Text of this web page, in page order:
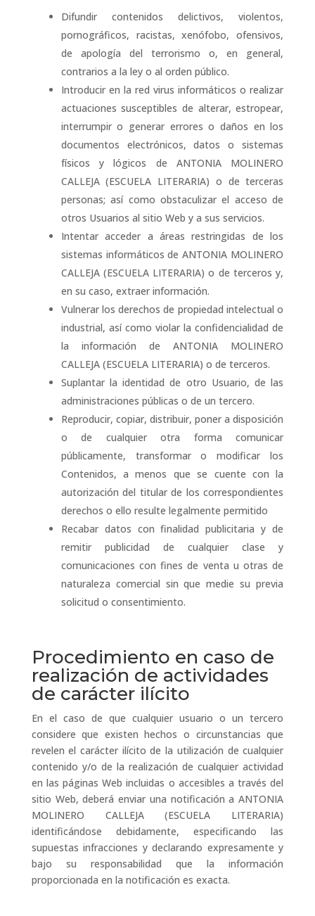
Difundir contenidos delictivos, violentos,
pornográficos, racistas, xenófobo, ofensivos,
de apología del terrorismo o, en general,
contrarios a la ley o al orden público.
Introducir en la red virus informáticos o realizar
actuaciones susceptibles de alterar, estropear,
interrumpir o generar errores o daños en los
documentos electrónicos, datos o sistemas
físicos y lógicos de ANTONIA MOLINERO
CALLEJA (ESCUELA LITERARIA) o de terceras
personas; así como obstaculizar el acceso de
otros Usuarios al sitio Web y a sus servicios.
Intentar acceder a áreas restringidas de los
sistemas informáticos de ANTONIA MOLINERO
CALLEJA (ESCUELA LITERARIA) o de terceros y,
en su caso, extraer información.
Vulnerar los derechos de propiedad intelectual o
industrial, así como violar la confidencialidad de
la información de ANTONIA MOLINERO
CALLEJA (ESCUELA LITERARIA) o de terceros.
Suplantar la identidad de otro Usuario, de las
administraciones públicas o de un tercero.
Reproducir, copiar, distribuir, poner a disposición
o de cualquier otra forma comunicar
públicamente, transformar o modificar los
Contenidos, a menos que se cuente con la
autorización del titular de los correspondientes
derechos o ello resulte legalmente permitido
Recabar datos con finalidad publicitaria y de
remitir publicidad de cualquier clase y
comunicaciones con fines de venta u otras de
naturaleza comercial sin que medie su previa
solicitud o consentimiento.
Procedimiento en caso de
realización de actividades
de carácter ilícito
En el caso de que cualquier usuario o un tercero
considere que existen hechos o circunstancias que
revelen el carácter ilícito de la utilización de cualquier
contenido y/o de la realización de cualquier actividad
en las páginas Web incluidas o accesibles a través del
sitio Web, deberá enviar una notificación a ANTONIA
MOLINERO CALLEJA (ESCUELA LITERARIA)
identificándose debidamente, especificando las
supuestas infracciones y declarando expresamente y
bajo su responsabilidad que la información
proporcionada en la notificación es exacta.